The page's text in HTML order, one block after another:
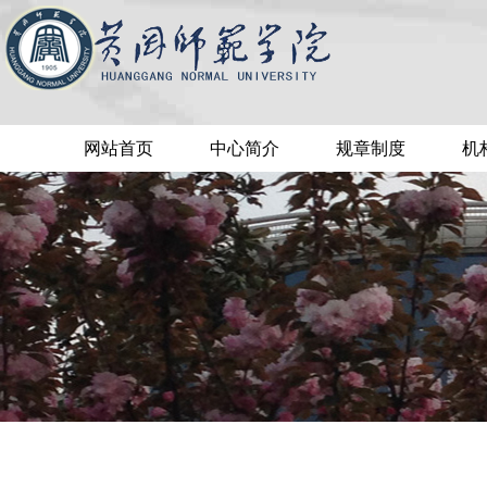
网站首页 中心简介 规章制度 机